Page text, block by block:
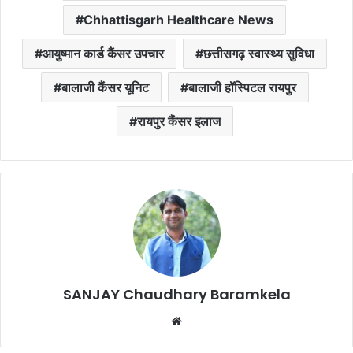
Chhattisgarh Healthcare News
आयुष्मान कार्ड कैंसर उपचार छत्तीसगढ़ स्वास्थ्य सुविधा
बालाजी कैंसर यूनिट बालाजी हॉस्पिटल रायपुर
रायपुर कैंसर इलाज
SANJAY Chaudhary Baramkela